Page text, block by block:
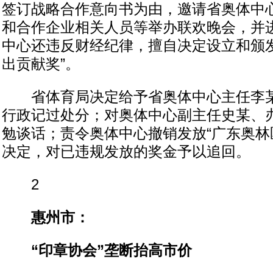
签订战略合作意向书为由，邀请省奥体中
和合作企业相关人员等举办联欢晚会，并
中心还违反财经纪律，擅自决定设立和颁
出贡献奖”。
省体育局决定给予省奥体中心主任李
行政记过处分；对奥体中心副主任史某、
勉谈话；责令奥体中心撤销发放“广东奥
决定，对已违规发放的奖金予以追回。
2
惠州市：
“印章协会”垄断抬高市价